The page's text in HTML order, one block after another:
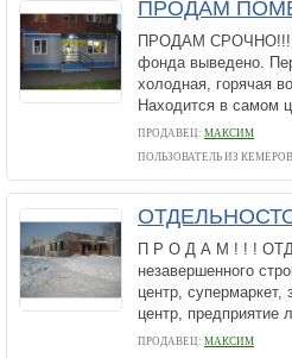
ПРОДАМ
ПРОДАМ
фонда выведено.
холодная, горячая
Находится в самом
ПРОДАВЕЦ: МАКСИМ
ПОЛЬЗОВАТЕЛЬ ИЗ
П Р О Д А М ! ! !
незавершенного
центр,
центр, предприятие
ПРОДАВЕЦ: МАКСИМ